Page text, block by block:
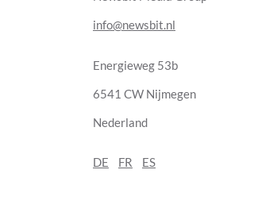
info@newsbit.nl
Energieweg 53b
6541 CW Nijmegen
Nederland
DE FR ES